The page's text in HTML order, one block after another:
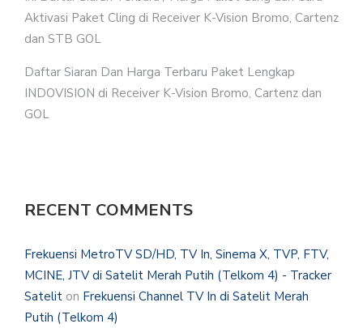
Aktivasi Paket Cling di Receiver K-Vision Bromo, Cartenz
dan STB GOL
Daftar Siaran Dan Harga Terbaru Paket Lengkap
INDOVISION di Receiver K-Vision Bromo, Cartenz dan
GOL
RECENT COMMENTS
Frekuensi MetroTV SD/HD, TV In, Sinema X, TVP, FTV,
MCINE, JTV di Satelit Merah Putih (Telkom 4) - Tracker
Satelit on Frekuensi Channel TV In di Satelit Merah
Putih (Telkom 4)